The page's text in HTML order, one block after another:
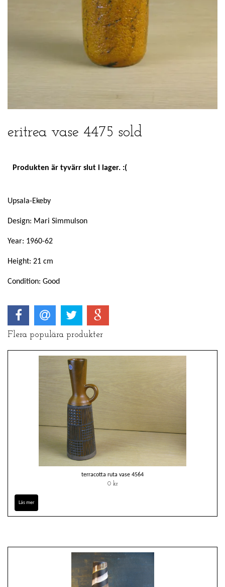
eritrea vase 4475 sold
Produkten är tyvärr slut i lager. :(
Upsala-Ekeby
Design: Mari Simmulson
Year: 1960-62
Height: 21 cm
Condition: Good
Flera populära produkter
terracotta ruta vase 4564
0 kr
Läs mer